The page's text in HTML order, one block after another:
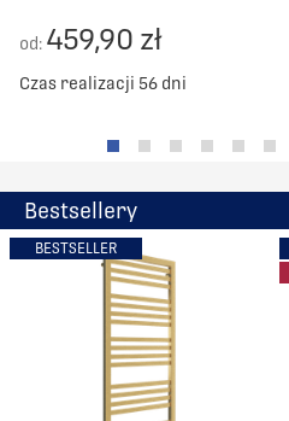
od: 459,90 zł
Czas realizacji 56 dni
Bestsellery
BESTSELLER